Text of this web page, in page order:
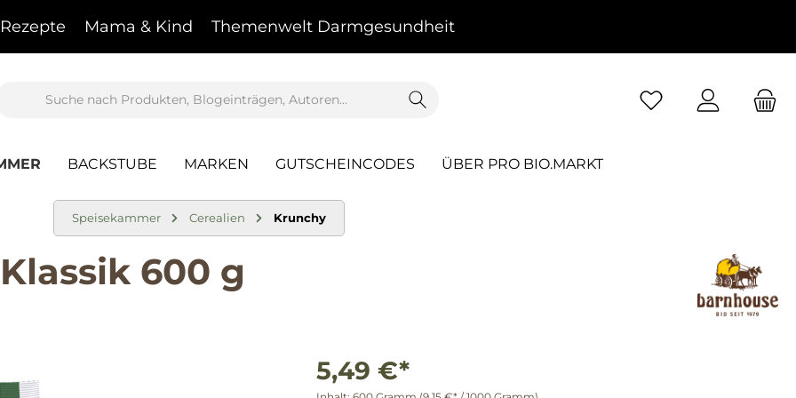
Rezepte Mama & Kind Themenwelt Darmgesundheit
BACKSTUBE MARKEN GUTSCHEINCODES ÜBER PRO BIO.MARKT
Speisekammer Cerealien Krunchy
600 g
5,49 €*